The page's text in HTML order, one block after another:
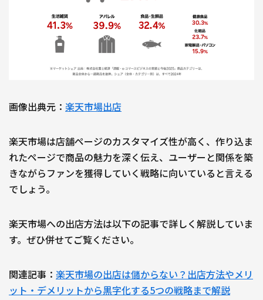
画像出典元： 楽天市場出店
楽天市場は店舗ページのカスタマイズ性が高く、作り込ま
れたページで商品の魅力を深く伝え、ユーザーと関係を築
きながらファンを獲得していく戦略に向いていると言える
でしょう。
楽天市場への出店方法は以下の記事で詳しく解説していま
す。ぜひ併せてご覧ください。
関連記事： 楽天市場の出店は儲からない？出店方法やメリ
ット・デメリットから黒字化する5つの戦略まで解説